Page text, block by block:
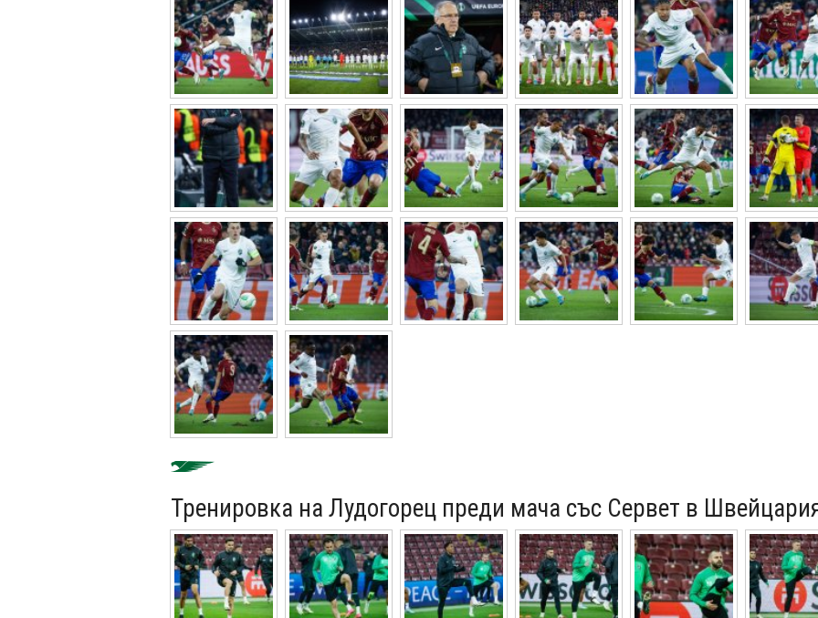
Тренировка на Лудогорец преди мача със Сервет в